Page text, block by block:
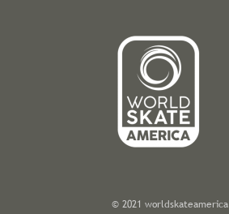
© 2021 worldskateamerica